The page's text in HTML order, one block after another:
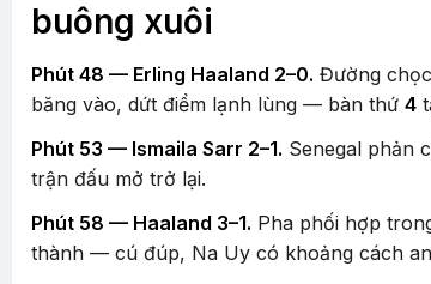
buông xuôi
Phút 48 — Erling Haaland 2–0. Đường
băng vào, dứt điểm lạnh lùng — bàn thứ 4
Phút 53 — Ismaila Sarr 2–1. Senegal phản
trận đấu mở trở lại.
Phút 58 — Haaland 3–1. Pha phối hợp
thành — cú đúp, Na Uy có khoảng cách